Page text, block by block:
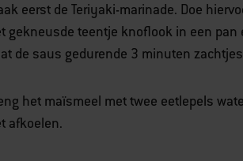
eerst de Teriyaki-marinade. Doe
gekneusde teentje knoflook in een pan
de saus gedurende 3 minuten
het maïsmeel met twee eetlepels
afkoelen.